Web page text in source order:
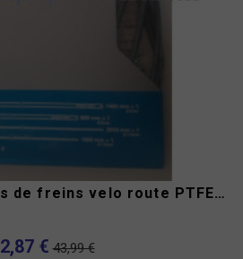
Kit câbles et gaines de freins velo route PTFE Shimano
€ 43,99 €